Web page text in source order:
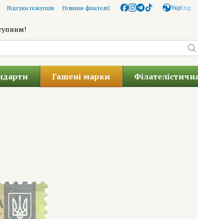
Відгуки покупців Новини філателії УкрEng
Гашені марки